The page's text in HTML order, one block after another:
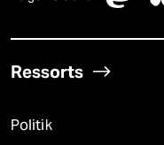
Ressorts
Politik